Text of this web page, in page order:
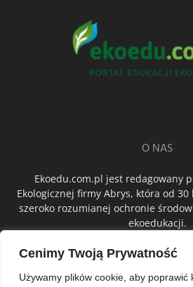
Cenimy Twoją Prywatność
Używamy plików cookie, aby poprawić
O NAS
Ekoedu.com.pl jest redagowany
Ekologicznej firmy Abrys, która od
szeroko rozumianej ochronie
ekoedukacji.
ŚLEDŹ NAS